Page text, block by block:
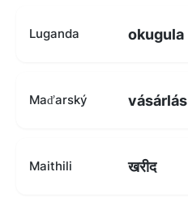
Luganda okugula
Maďarský vásárlás
Maithili खरीद